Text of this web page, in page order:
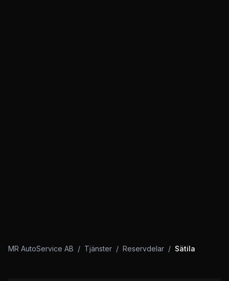
MR AutoService AB / Tjänster / Reservdelar / Sätila